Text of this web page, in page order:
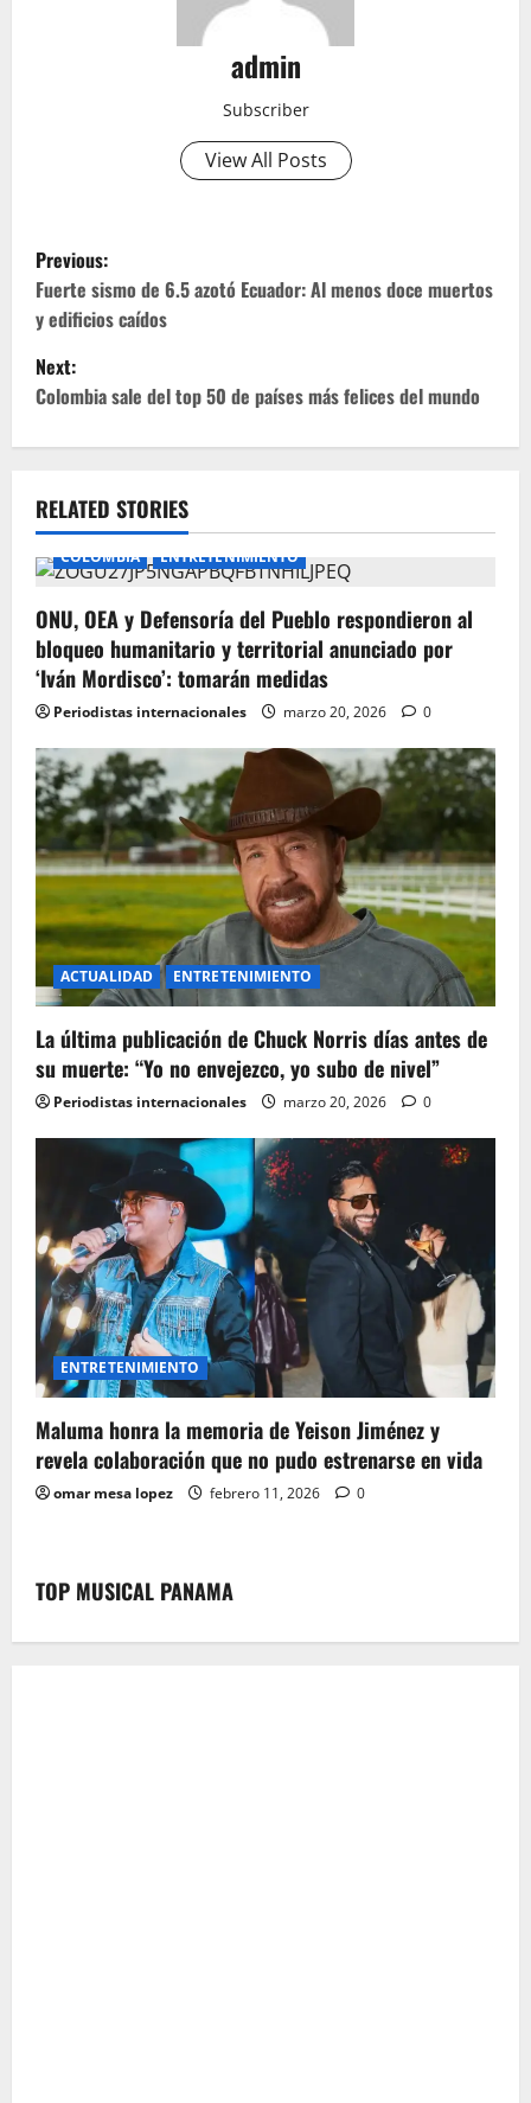
admin
Subscriber
View All Posts
P
o
s
t
n
a
v
i
g
a
t
i
o
n
Previous:
Fuerte sismo de 6.5 azotó Ecuador: Al menos doce muertos
y edificios caídos
Next:
Colombia sale del top 50 de países más felices del mundo
RELATED STORIES
COLOMBIA ENTRETENIMIENTO
ONU, OEA y Defensoría del Pueblo respondieron al
bloqueo humanitario y territorial anunciado por
‘Iván Mordisco’: tomarán medidas
Periodistas internacionales marzo 20, 2026 0
ACTUALIDAD ENTRETENIMIENTO
La última publicación de Chuck Norris días antes de
su muerte: “Yo no envejezco, yo subo de nivel”
Periodistas internacionales marzo 20, 2026 0
ENTRETENIMIENTO
Maluma honra la memoria de Yeison Jiménez y
revela colaboración que no pudo estrenarse en vida
omar mesa lopez febrero 11, 2026 0
TOP MUSICAL PANAMA